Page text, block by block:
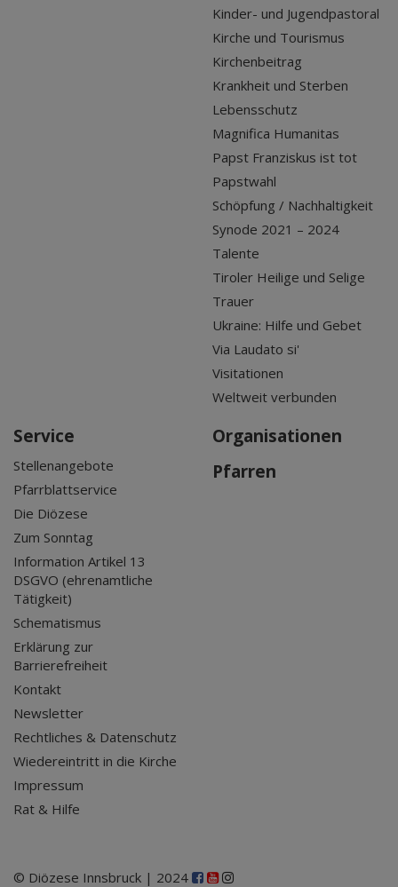
Kinder- und Jugendpastoral
Kirche und Tourismus
Kirchenbeitrag
Krankheit und Sterben
Lebensschutz
Magnifica Humanitas
Papst Franziskus ist tot
Papstwahl
Schöpfung / Nachhaltigkeit
Synode 2021 – 2024
Talente
Tiroler Heilige und Selige
Trauer
Ukraine: Hilfe und Gebet
Via Laudato si'
Visitationen
Weltweit verbunden
Service
Stellenangebote
Pfarrblattservice
Die Diözese
Zum Sonntag
Information Artikel 13
DSGVO (ehrenamtliche
Tätigkeit)
Schematismus
Erklärung zur
Barrierefreiheit
Kontakt
Newsletter
Rechtliches & Datenschutz
Wiedereintritt in die Kirche
Impressum
Rat & Hilfe
Organisationen
Pfarren
© Diözese Innsbruck | 2024